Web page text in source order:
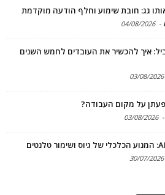
גג: חובת שימוע וחלף הודעה מוקדמת
-
04/08/2026
איך להכשיר את העובדים לחמש השנים
03/08/2026
על מקום העבודה?
-
03/08/2026
30/07/2026